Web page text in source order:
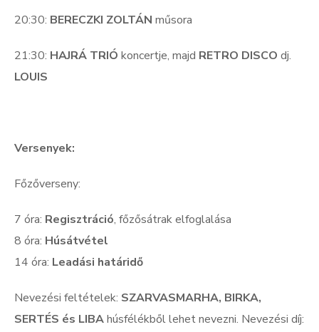
20:30: BERECZKI ZOLTÁN műsora
21:30: HAJRÁ TRIÓ koncertje, majd RETRO DISCO dj.
LOUIS
Versenyek:
Főzőverseny:
7 óra: Regisztráció, főzősátrak elfoglalása
8 óra: Húsátvétel
14 óra: Leadási határidő
Nevezési feltételek: SZARVASMARHA, BIRKA,
SERTÉS és LIBAhúsfélékbőllehet nevezni. Nevezési díj: